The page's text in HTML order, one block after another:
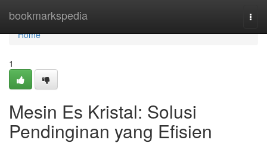
bookmarkspedia
Home
Home
1
Mesin Es Kristal: Solusi
Pendinginan yang Efisien